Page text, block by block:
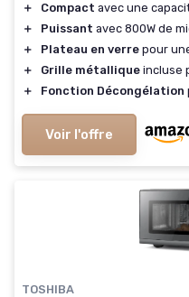
＋ Compact avec une
＋
Puissant avec 800W de
＋
Plateau en verre pour
＋
Grille métallique incluse
＋
Fonction Décongélation
Voir l'offre
TOSHIBA